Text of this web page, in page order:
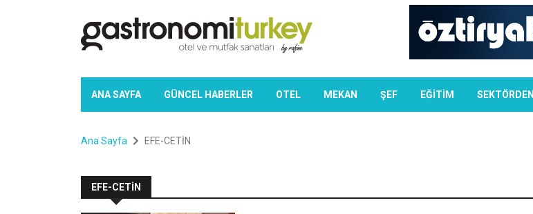
ANA SAYFA GÜNCEL HABERLER OTEL MEKAN ŞEF EĞİTİM SEKTÖRDEN
Ana Sayfa EFE-CETİN
EFE-CETİN